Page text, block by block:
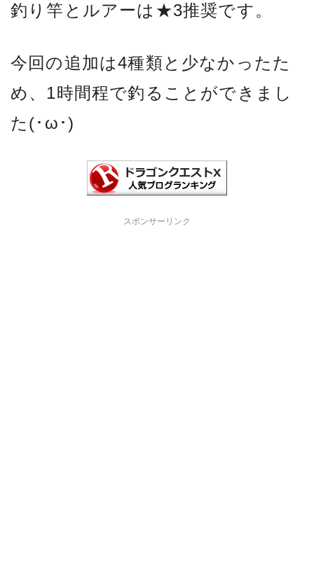
釣り竿とルアーは★3推奨です。
今回の追加は4種類と少なかったた
め、1時間程で釣ることができまし
た(･ω･)
スポンサーリンク